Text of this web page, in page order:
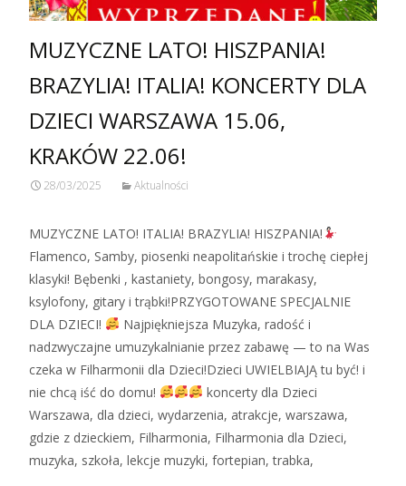
MUZYCZNE LATO! HISZPANIA!
BRAZYLIA! ITALIA! KONCERTY DLA
DZIECI WARSZAWA 15.06,
KRAKÓW 22.06!
28/03/2025 Aktualności
MUZYCZNE LATO! ITALIA! BRAZYLIA! HISZPANIA!
Flamenco, Samby, piosenki neapolitańskie i trochę ciepłej
klasyki! Bębenki , kastaniety, bongosy, marakasy,
ksylofony, gitary i trąbki!PRZYGOTOWANE SPECJALNIE
DLA DZIECI!
Najpiękniejsza Muzyka, radość i
nadzwyczajne umuzykalnianie przez zabawę — to na Was
czeka w Filharmonii dla Dzieci!Dzieci UWIELBIAJĄ tu być! i
nie chcą iść do domu!
koncerty dla Dzieci
Warszawa, dla dzieci, wydarzenia, atrakcje, warszawa,
gdzie z dzieckiem, Filharmonia, Filharmonia dla Dzieci,
muzyka, szkoła, lekcje muzyki, fortepian, trabka,